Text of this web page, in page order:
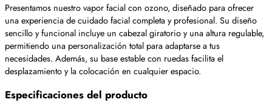
Presentamos nuestro vapor facial con ozono, diseñado para ofrecer
una experiencia de cuidado facial completa y profesional. Su diseño
sencillo y funcional incluye un cabezal giratorio y una altura regulable,
permitiendo una personalización total para adaptarse a tus
necesidades. Además, su base estable con ruedas facilita el
desplazamiento y la colocación en cualquier espacio.
Especificaciones del producto